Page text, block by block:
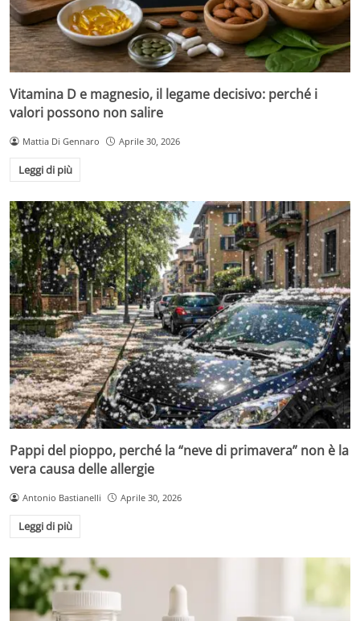
Vitamina D e magnesio, il legame decisivo: perché i
valori possono non salire
Mattia Di Gennaro Aprile 30, 2026
Leggi di più
Pappi del pioppo, perché la “neve di primavera” non è la
vera causa delle allergie
Antonio Bastianelli Aprile 30, 2026
Leggi di più